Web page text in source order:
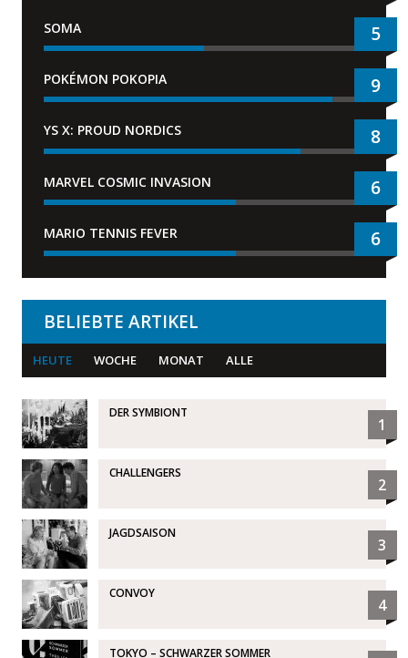
SOMA 5
POKÉMON POKOPIA 9
YS X: PROUD NORDICS 8
MARVEL COSMIC INVASION 6
MARIO TENNIS FEVER 6
BELIEBTE ARTIKEL
HEUTE WOCHE MONAT ALLE
DER SYMBIONT
1
CHALLENGERS
2
JAGDSAISON
3
CONVOY
4
TOKYO – SCHWARZER SOMMER